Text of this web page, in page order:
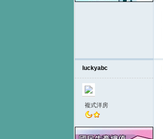
luckyabc
複式洋房